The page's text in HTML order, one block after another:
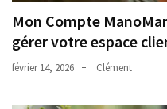
Mon Compte
gérer votre espace
février 14, 2026 Clément